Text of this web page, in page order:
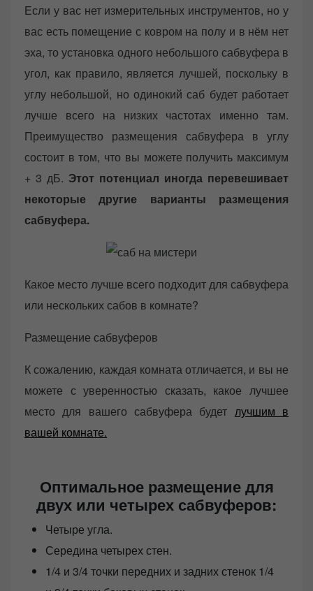
Если у вас нет измерительных инструментов, но у
вас есть помещение с ковром на полу и в нём нет
эха, то установка одного небольшого сабвуфера в
угол, как правило, является лучшей, поскольку в
углу небольшой, но одинокий саб будет работает
лучше всего на низких частотах именно там.
Преимущество размещения сабвуфера в углу
состоит в том, что вы можете получить максимум
+ 3 дБ. Этот потенциал иногда перевешивает
некоторые другие варианты размещения
сабвуфера.
Какое место лучше всего подходит для сабвуфера
или нескольких сабов в комнате?
Размещение сабвуферов
К сожалению, каждая комната отличается, и вы не
можете с уверенностью сказать, какое лучшее
место для вашего сабвуфера будет лучшим в
вашей комнате.
Оптимальное размещение для
двух или четырех сабвуферов:
Четыре угла.
Середина четырех стен.
1/4 и 3/4 точки передних и задних стенок 1/4